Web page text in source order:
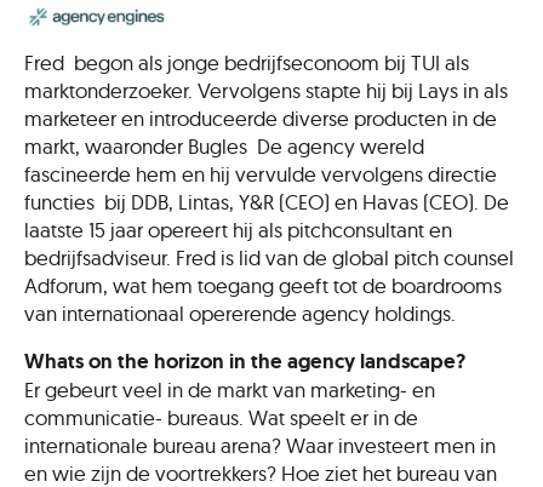
Fred begonals jonge bedrijfseconoom bij TUI als
marktonderzoeker. Vervolgens stapte hij bij Lays in als
marketeer en introduceerde diverse producten in de
markt, waaronderBugles De agency wereld
fascineerde hem en hij vervulde vervolgensdirectie
functies bij DDB, Lintas, Y&R (CEO) en Havas (CEO). De
laatste 15 jaar opereert hij als pitchconsultant en
bedrijfsadviseur. Fred is lid van de global pitch counsel
Adforum, wat hem toegang geeft totde boardrooms
van internationaal opererende agency holdings.
Whatson the horizon in the agency landscape?
Er gebeurt veel in de markt van marketing- en
communicatie- bureaus. Wat speelt er in de
internationale bureau arena? Waar investeert men in
en wie zijn de voortrekkers? Hoe ziet het bureau van